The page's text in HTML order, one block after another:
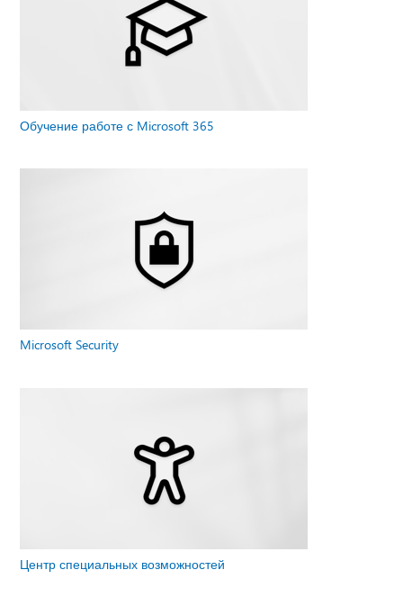
Обучение работе с Microsoft 365
Microsoft Security
Центр специальных возможностей